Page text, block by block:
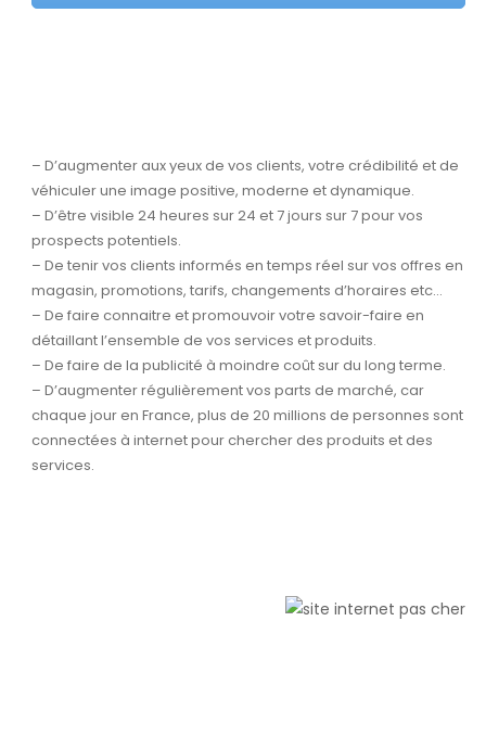
– D’augmenter aux yeux de vos clients, votre crédibilité et de
véhiculer une image positive, moderne et dynamique.
– D’être visible 24 heures sur 24 et 7 jours sur 7 pour vos
prospects potentiels.
– De tenir vos clients informés en temps réel sur vos offres en
magasin, promotions, tarifs, changements d’horaires etc…
– De faire connaitre et promouvoir votre savoir-faire en
détaillant l’ensemble de vos services et produits.
– De faire de la publicité à moindre coût sur du long terme.
– D’augmenter régulièrement vos parts de marché, car
chaque jour en France, plus de 20 millions de personnes sont
connectées à internet pour chercher des produits et des
services.